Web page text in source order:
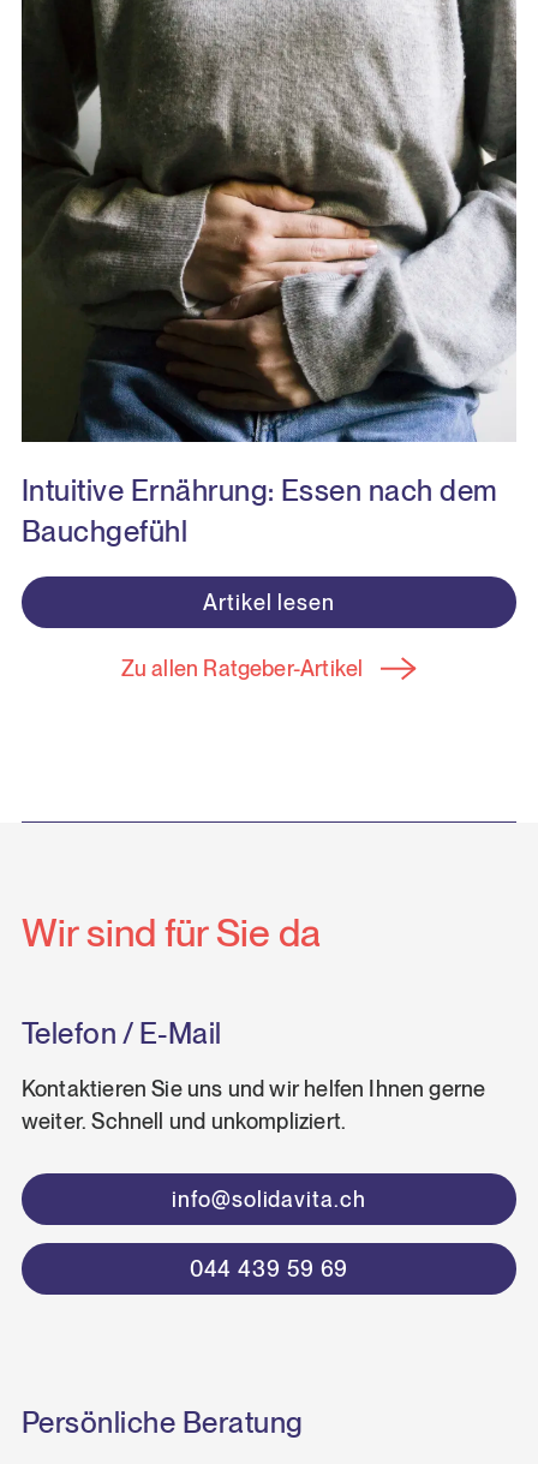
aufrechterhalten können.
Intuitive Ernährung: Essen nach dem
Bauchgefühl
Artikel lesen
Zu allen Ratgeber-Artikel
Wir sind für Sie da
Telefon / E-Mail
Kontaktieren Sie uns und wir helfen Ihnen gerne
weiter. Schnell und unkompliziert.
info@solidavita.ch
044 439 59 69
Persönliche Beratung